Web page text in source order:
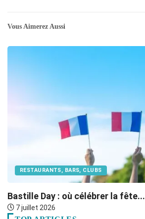
Vous Aimerez Aussi
RESTAURANTS, BARS, CLUBS
Bastille Day : où célébrer la fête...
7 juillet 2026